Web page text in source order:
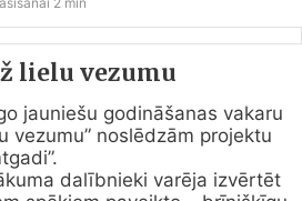
lielu vezumu
jauniešu godināšanas vakaru
vezumu” noslēdzām projektu
dalībnieki varēja izvērtēt